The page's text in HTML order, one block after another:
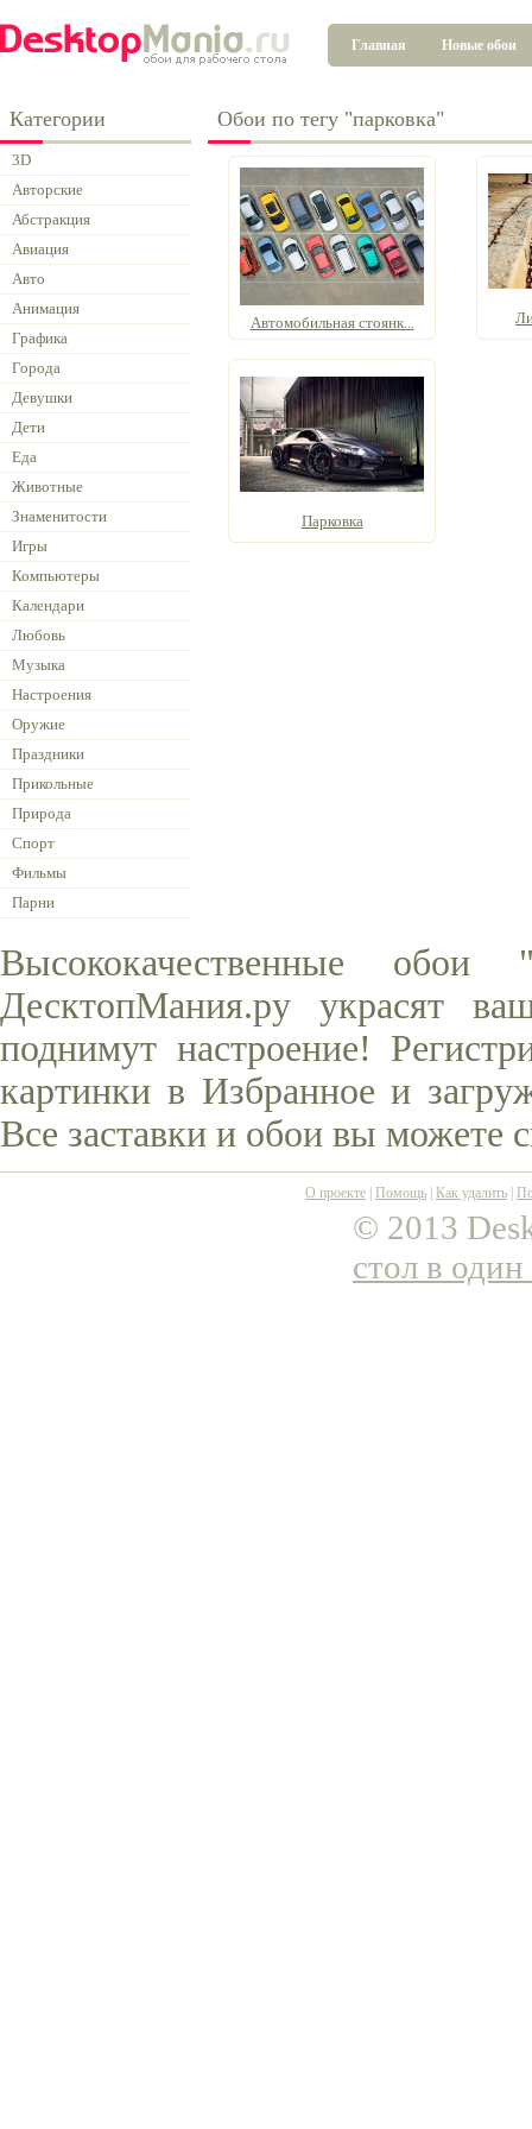
Главная Новые обои
Категории
3D
Авторские
Абстракция
Авиация
Авто
Анимация
Графика
Города
Девушки
Дети
Еда
Животные
Знаменитости
Игры
Компьютеры
Календари
Любовь
Музыка
Настроения
Оружие
Праздники
Прикольные
Природа
Спорт
Фильмы
Парни
Обои по тегу "парковка"
Автомобильная стоянк...
Парковка
Высококачественные
ДесктопМания.ру украсят
поднимут настроение!
картинки в Избранное и
Все заставки и обои вы можете
О проекте Помощь Как удалить
© 2013
стол в